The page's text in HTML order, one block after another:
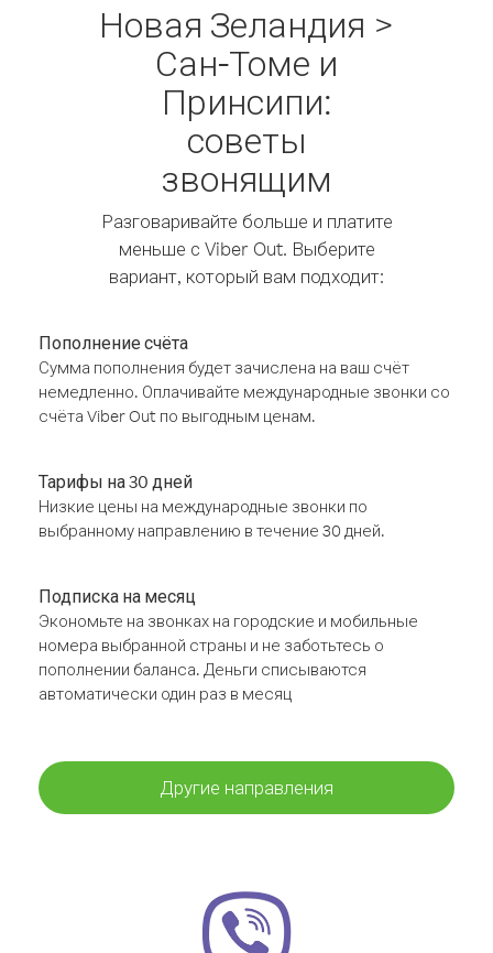
Новая Зеландия >
Сан-Томе и
Принсипи:
советы
звонящим
Разговаривайте больше и платите
меньше с Viber Out. Выберите
вариант, который вам подходит:
Пополнение счёта
Сумма пополнения будет зачислена на ваш счёт
немедленно. Оплачивайте международные звонки со
счёта Viber Out по выгодным ценам.
Тарифы на 30 дней
Низкие цены на международные звонки по
выбранному направлению в течение 30 дней.
Подписка на месяц
Экономьте на звонках на городские и мобильные
номера выбранной страны и не заботьтесь о
пополнении баланса. Деньги списываются
автоматически один раз в месяц
Другие направления